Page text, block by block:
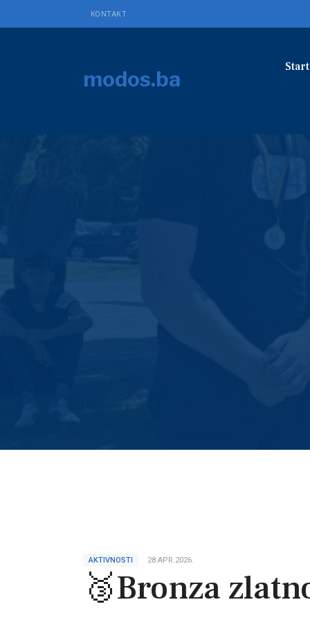
KONTAKT
modos.ba Start
AKTIVNOSTI 28.APR.2026.
🥉Bronza